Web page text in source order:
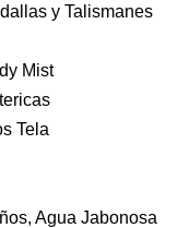
y Talismanes
Mist
Tela
Agua Jabonosa